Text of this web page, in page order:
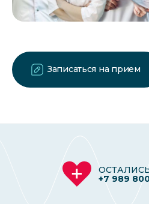
Записаться на прием
+7 989